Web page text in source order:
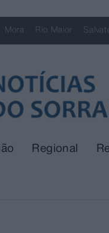
Mora Rio Maior
Regional